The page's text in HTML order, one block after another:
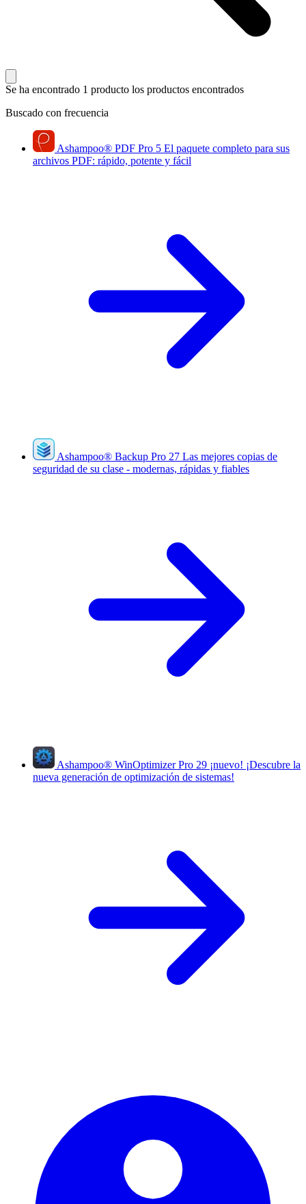
Se ha encontrado 1 producto los productos encontrados
Buscado con frecuencia
Ashampoo® PDF Pro 5 El paquete completo para sus
archivos PDF: rápido, potente y fácil
Ashampoo® Backup Pro 27 Las mejores copias de
seguridad de su clase - modernas, rápidas y fiables
Ashampoo® WinOptimizer Pro 29 ¡nuevo! ¡Descubre la
nueva generación de optimización de sistemas!